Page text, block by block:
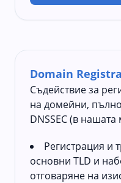
Domain
Съдействие за
на домейни,
DNSSEC (в
Регистрация и
основни TLD и
отговаряне на